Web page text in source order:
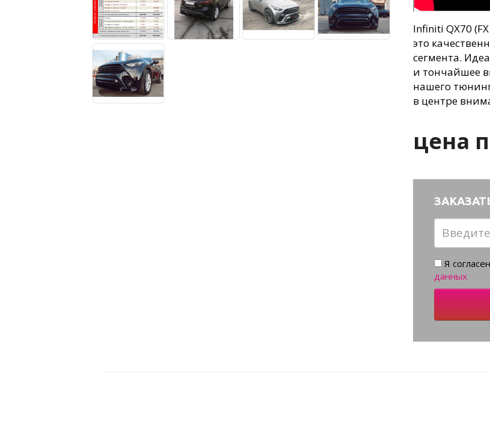
Infiniti QX70 (FX
это
сегмента.
и тончайшее
нашего
в центре
цена
Я
данных